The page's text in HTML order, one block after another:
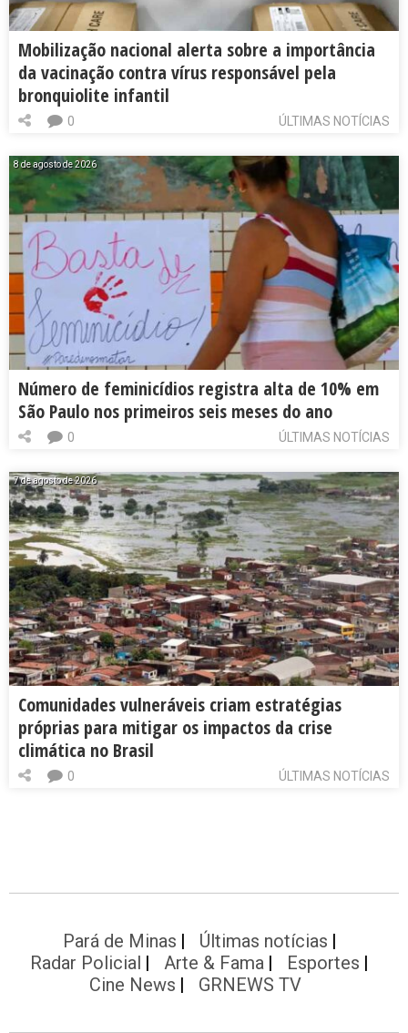
Mobilização nacional alerta sobre a importância
da vacinação contra vírus responsável pela
bronquiolite infantil
ÚLTIMAS NOTÍCIAS
0
8 de agosto de 2026
Número de feminicídios registra alta de 10% em
São Paulo nos primeiros seis meses do ano
ÚLTIMAS NOTÍCIAS
0
7 de agosto de 2026
Comunidades vulneráveis criam estratégias
próprias para mitigar os impactos da crise
climática no Brasil
ÚLTIMAS NOTÍCIAS
0
Pará de Minas
Últimas notícias
Radar Policial
Arte & Fama
Esportes
Cine News
GRNEWS TV